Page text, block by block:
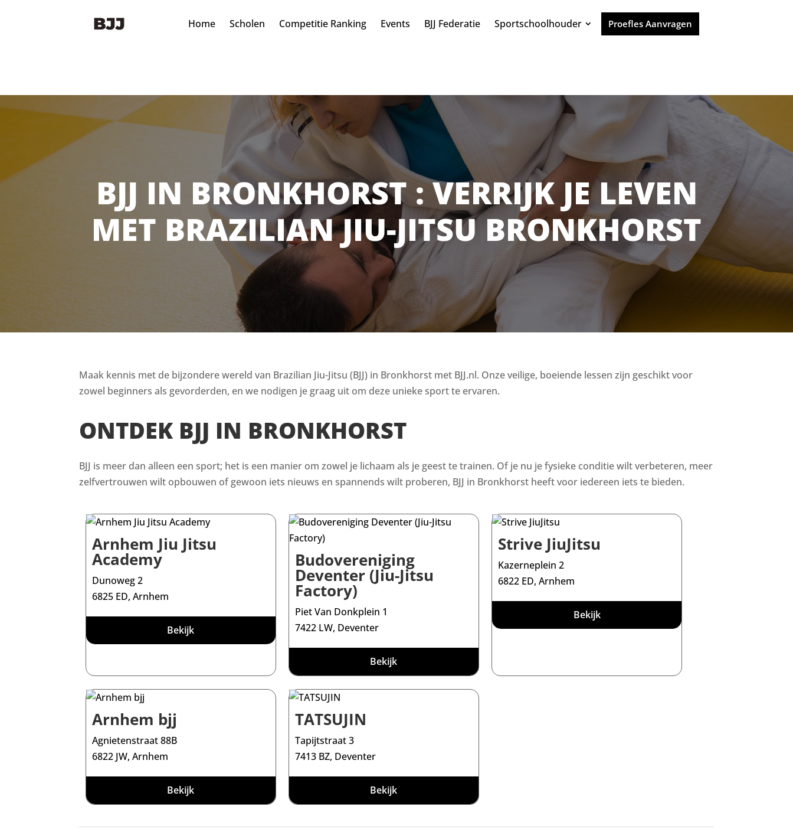
Home Scholen Competitie Ranking Events BJJ Federatie Sportschoolhouder Proefles Aanvragen
BJJ IN BRONKHORST : VERRIJK JE LEVEN
MET BRAZILIAN JIU-JITSU BRONKHORST
Maak kennis met de bijzondere wereld van Brazilian Jiu-Jitsu (BJJ) in Bronkhorst met BJJ.nl. Onze veilige, boeiende lessen zijn geschikt voor
zowel beginners als gevorderden, en we nodigen je graag uit om deze unieke sport te ervaren.
ONTDEK BJJ IN BRONKHORST
BJJ is meer dan alleen een sport; het is een manier om zowel je lichaam als je geest te trainen. Of je nu je fysieke conditie wilt verbeteren, meer
zelfvertrouwen wilt opbouwen of gewoon iets nieuws en spannends wilt proberen, BJJ in Bronkhorst heeft voor iedereen iets te bieden.
Arnhem Jiu Jitsu
Academy
Dunoweg 2
6825 ED, Arnhem
Bekijk
Budovereniging
Deventer (Jiu-Jitsu
Factory)
Piet Van Donkplein 1
7422 LW, Deventer
Bekijk
Strive JiuJitsu
Kazerneplein 2
6822 ED, Arnhem
Bekijk
Arnhem bjj
Agnietenstraat 88B
6822 JW, Arnhem
Bekijk
TATSUJIN
Tapijtstraat 3
7413 BZ, Deventer
Bekijk